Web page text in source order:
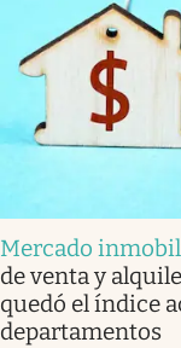
Mercado
de venta y
quedó el índice
departamentos